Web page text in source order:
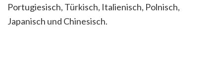
Portugiesisch, Türkisch, Italienisch, Polnisch,
Japanisch und Chinesisch.